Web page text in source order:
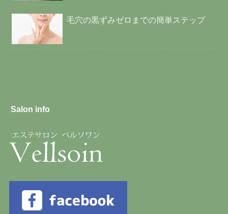
毛穴の黒ずみゼロまでの簡単ステップ
Salon info